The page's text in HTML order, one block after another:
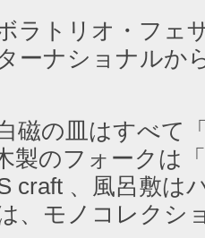
ラトリオ・フェ
ーナショナルか
磁の皿はすべて
製のフォークは
craft 、風呂敷は
、モノコレクシ